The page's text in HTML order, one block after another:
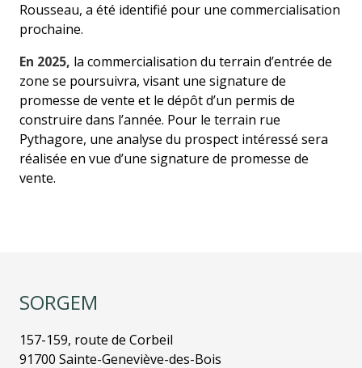
Rousseau, a été identifié pour une commercialisation
prochaine.
En 2025, la commercialisation du terrain d’entrée de
zone se poursuivra, visant une signature de
promesse de vente et le dépôt d’un permis de
construire dans l’année. Pour le terrain rue
Pythagore, une analyse du prospect intéressé sera
réalisée en vue d’une signature de promesse de
vente.
SORGEM
157-159, route de Corbeil
91700 Sainte-Geneviève-des-Bois